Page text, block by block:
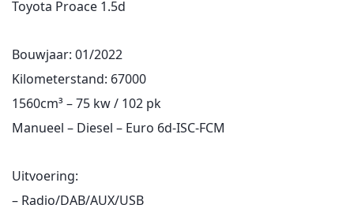
Toyota Proace 1.5d
Bouwjaar: 01/2022
Kilometerstand: 67000
1560cm³ – 75 kw / 102 pk
Manueel – Diesel – Euro 6d-ISC-FCM
Uitvoering:
– Radio/DAB/AUX/USB